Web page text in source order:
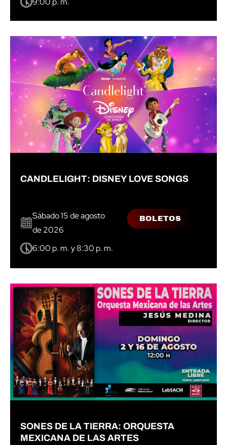
CANDLELIGHT: DISNEY LOVE SONGS
Sábado 15 de agosto
de 2026
6:00 p. m. y 8:30 p. m.
BOLETOS
SONES DE LA TIERRA: ORQUESTA
MEXICANA DE LAS ARTES